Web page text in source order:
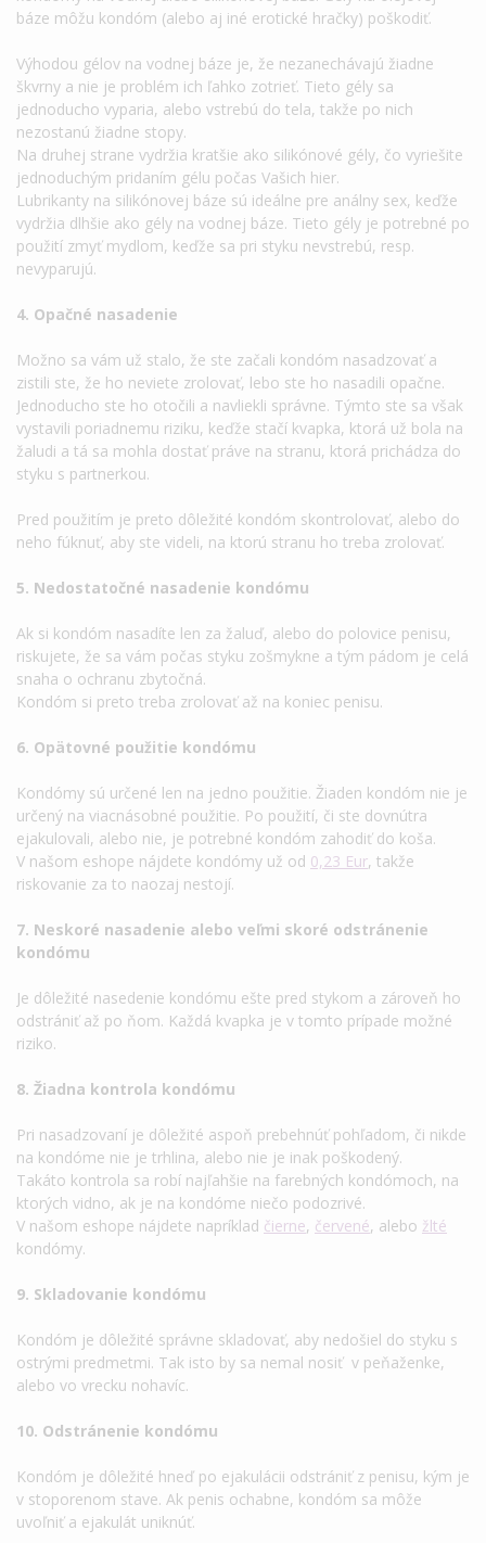
báze môžu kondóm (alebo aj iné erotické hračky) poškodiť.
Výhodou gélov na vodnej báze je, že nezanechávajú žiadne
škvrny a nie je problém ich ľahko zotrieť. Tieto gély sa
jednoducho vyparia, alebo vstrebú do tela, takže po nich
nezostanú žiadne stopy.
Na druhej strane vydržia kratšie ako silikónové gély, čo vyriešite
jednoduchým pridaním gélu počas Vašich hier.
Lubrikanty na silikónovej báze sú ideálne pre análny sex, keďže
vydržia dlhšie ako gély na vodnej báze. Tieto gély je potrebné po
použití zmyť mydlom, keďže sa pri styku nevstrebú, resp.
nevyparujú.
4. Opačné nasadenie
Možno sa vám už stalo, že ste začali kondóm nasadzovať a
zistili ste, že ho neviete zrolovať, lebo ste ho nasadili opačne.
Jednoducho ste ho otočili a navliekli správne. Týmto ste sa však
vystavili poriadnemu riziku, keďže stačí kvapka, ktorá už bola na
žaludi a tá sa mohla dostať práve na stranu, ktorá prichádza do
styku s partnerkou.
Pred použitím je preto dôležité kondóm skontrolovať, alebo do
neho fúknuť, aby ste videli, na ktorú stranu ho treba zrolovať.
5. Nedostatočné nasadenie kondómu
Ak si kondóm nasadíte len za žaluď, alebo do polovice penisu,
riskujete, že sa vám počas styku zošmykne a tým pádom je celá
snaha o ochranu zbytočná.
Kondóm si preto treba zrolovať až na koniec penisu.
6. Opätovné použitie kondómu
Kondómy sú určené len na jedno použitie. Žiaden kondóm nie je
určený na viacnásobné použitie. Po použití, či ste dovnútra
ejakulovali, alebo nie, je potrebné kondóm zahodiť do koša.
V našom eshope nájdete kondómy už od 0,23 Eur, takže
riskovanie za to naozaj nestojí.
7. Neskoré nasadenie alebo veľmi skoré odstránenie
kondómu
Je dôležité nasedenie kondómu ešte pred stykom a zároveň ho
odstrániť až po ňom. Každá kvapka je v tomto prípade možné
riziko.
8. Žiadna kontrola kondómu
Pri nasadzovaní je dôležité aspoň prebehnúť pohľadom, či nikde
na kondóme nie je trhlina, alebo nie je inak poškodený.
Takáto kontrola sa robí najľahšie na farebných kondómoch, na
ktorých vidno, ak je na kondóme niečo podozrivé.
V našom eshope nájdete napríklad čierne, červené, alebo žlté
kondómy.
9. Skladovanie kondómu
Kondóm je dôležité správne skladovať, aby nedošiel do styku s
ostrými predmetmi. Tak isto by sa nemal nosiť v peňaženke,
alebo vo vrecku nohavíc.
10. Odstránenie kondómu
Kondóm je dôležité hneď po ejakulácii odstrániť z penisu, kým je
v stoporenom stave. Ak penis ochabne, kondóm sa môže
uvoľniť a ejakulát uniknúť.